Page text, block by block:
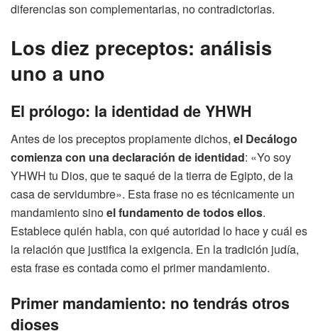
diferencias son complementarias, no contradictorias.
Los diez preceptos: análisis
uno a uno
El prólogo: la identidad de YHWH
Antes de los preceptos propiamente dichos, el Decálogo
comienza con una declaración de identidad: «Yo soy
YHWH tu Dios, que te saqué de la tierra de Egipto, de la
casa de servidumbre». Esta frase no es técnicamente un
mandamiento sinoel fundamento de todos ellos.
Establece quién habla, con qué autoridad lo hace y cuál es
la relación que justifica la exigencia. En la tradición judía,
esta frase es contada como el primer mandamiento.
Primer mandamiento: no tendrás otros
dioses